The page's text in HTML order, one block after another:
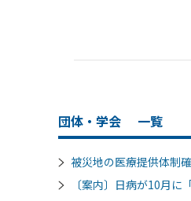
団体・学会 一覧
被災地の医療提供体制
〔案内〕日病が10月に